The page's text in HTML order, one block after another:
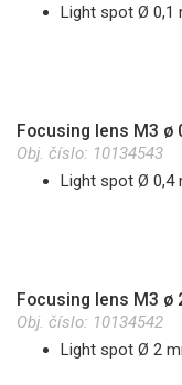
Light spot Ø 0,1
Focusing lens M3 ø
Obj. číslo: 10134543
Light spot Ø 0,4
Focusing lens M3 ø
Obj. číslo: 10134542
Light spot Ø 2